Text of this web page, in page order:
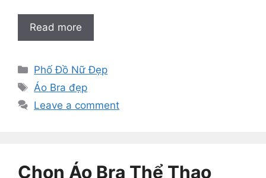
Read more
Categories
Phố Đồ Nữ Đẹp
Tags
Áo Bra đẹp
Leave a comment
Chọn Áo Bra Thể Thao